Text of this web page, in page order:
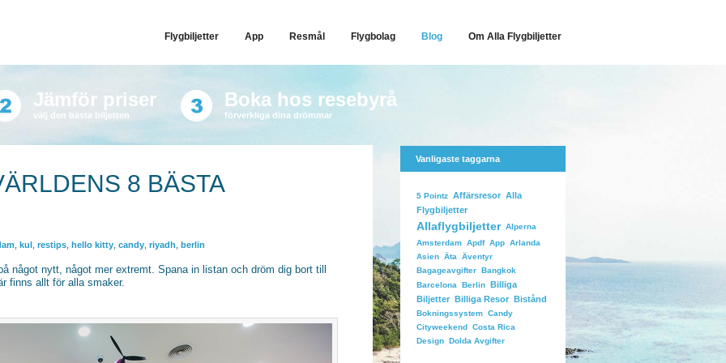
Flygbiljetter App Resmål Flygbolag Blog Om Alla Flygbiljetter
Jämför priser
välj den bästa biljetten
Boka hos resebyrå
förverkliga dina drömmar
8 BÄSTA
,kul ,restips ,hello kitty ,candy ,riyadh ,berlin
något nytt, något mer extremt. Spana in listan och dröm dig bort till
finns allt för alla smaker.
Vanligaste taggarna
5 Pointz Affärsresor Alla
Flygbiljetter
Allaflygbiljetter Alperna
Amsterdam Apdf App Arlanda
Asien Äta
Äventyr
Bagageavgifter Bangkok
Barcelona
Berlin Billiga
Biljetter Billiga Resor Bistånd
Bokningssystem Candy
Cityweekend Costa Rica
Design Dolda Avgifter